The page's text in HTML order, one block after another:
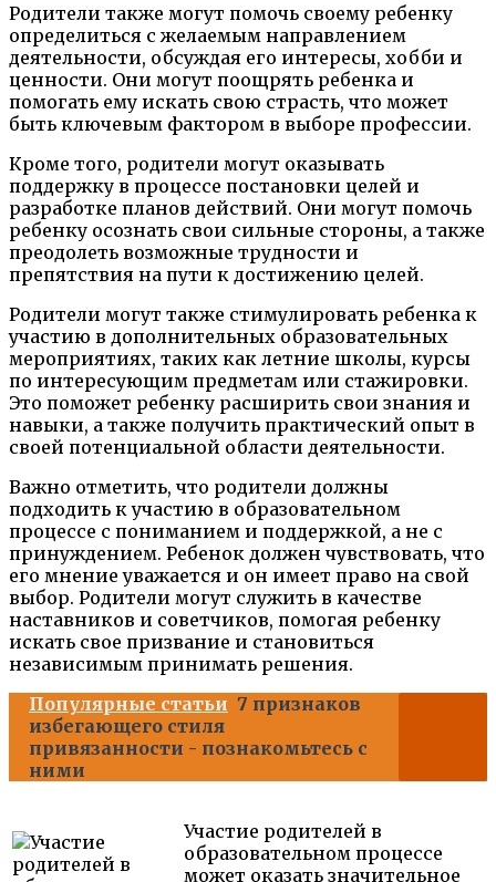
Родители также могут помочь своему ребенку
определиться с желаемым направлением
деятельности, обсуждая его интересы, хобби и
ценности. Они могут поощрять ребенка и
помогать ему искать свою страсть, что может
быть ключевым фактором в выборе профессии.
Кроме того, родители могут оказывать
поддержку в процессе постановки целей и
разработке планов действий. Они могут помочь
ребенку осознать свои сильные стороны, а также
преодолеть возможные трудности и
препятствия на пути к достижению целей.
Родители могут также стимулировать ребенка к
участию в дополнительных образовательных
мероприятиях, таких как летние школы, курсы
по интересующим предметам или стажировки.
Это поможет ребенку расширить свои знания и
навыки, а также получить практический опыт в
своей потенциальной области деятельности.
Важно отметить, что родители должны
подходить к участию в образовательном
процессе с пониманием и поддержкой, а не с
принуждением. Ребенок должен чувствовать, что
его мнение уважается и он имеет право на свой
выбор. Родители могут служить в качестве
наставников и советчиков, помогая ребенку
искать свое призвание и становиться
независимым принимать решения.
Популярные статьи 7 признаков
избегающего стиля
привязанности - познакомьтесь с
ними
Участие родителей в
образовательном процессе
может оказать значительное